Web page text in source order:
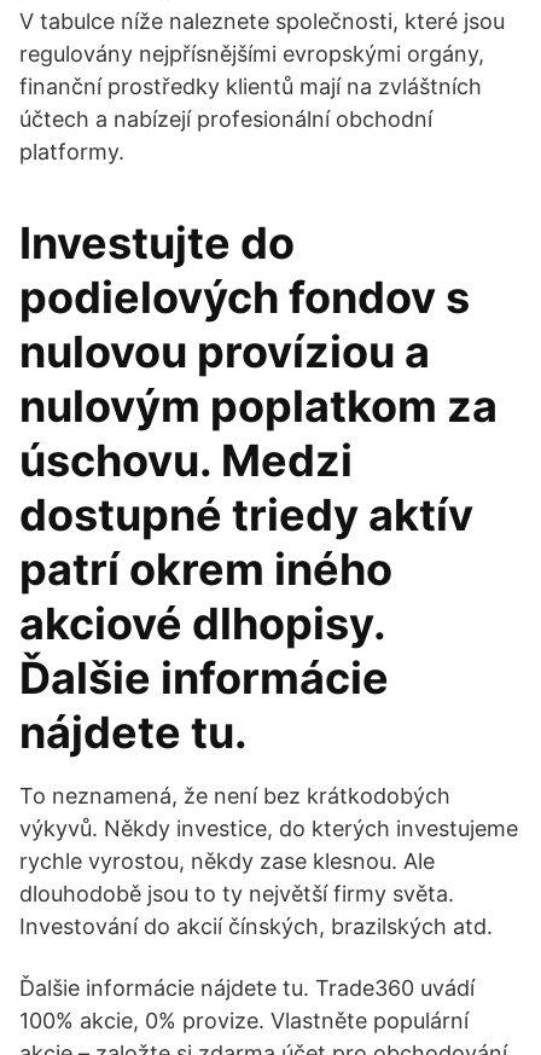
V tabulce níže naleznete společnosti, které jsou
regulovány nejpřísnějšími evropskými orgány,
finanční prostředky klientů mají na zvláštních
účtech a nabízejí profesionální obchodní
platformy.
Investujte do
podielových fondov s
nulovou províziou a
nulovým poplatkom za
úschovu. Medzi
dostupné triedy aktív
patrí okrem iného
akciové dlhopisy.
Ďalšie informácie
nájdete tu.
To neznamená, že není bez krátkodobých
výkyvů. Někdy investice, do kterých investujeme
rychle vyrostou, někdy zase klesnou. Ale
dlouhodobě jsou to ty největší firmy světa.
Investování do akcií čínských, brazilských atd.
Ďalšie informácie nájdete tu. Trade360 uvádí
100% akcie, 0% provize. Vlastněte populární